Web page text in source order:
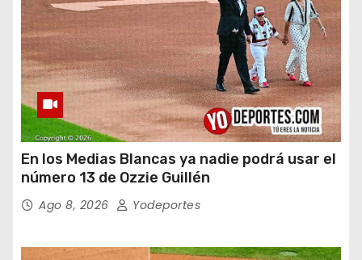
En los Medias Blancas ya nadie podrá usar el
número 13 de Ozzie Guillén
Ago 8, 2026 Yodeportes